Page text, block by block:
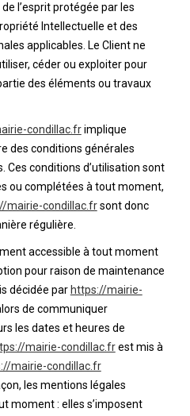
l’esprit protégée par les
Intellectuelle et des
applicables. Le Client ne
céder ou exploiter pour
des éléments ou travaux
condillac.frimplique
des conditions générales
Ces conditions d’utilisation sont
ou complétées à tout moment,
mairie-condillac.frsont donc
régulière.
accessible à tout moment
pour raison de maintenance
décidée par https://mairie-
de communiquer
les dates et heures de
mairie-condillac.frest mis à
mairie-condillac.fr
les mentions légales
moment : elles s’imposent